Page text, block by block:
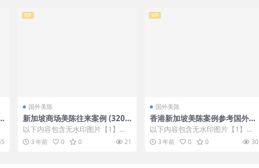
VIP
国外美陈
新加坡商场美陈往来案例 (320
0)盐城市美陈
以下内容包含无水印图片【1】张
，开通会员无障碍浏览 开通VIP会
员 3 年前 0 0 21
VIP
国外美陈
香港新加坡美陈案例参考国外美
陈 (26)绍兴市中庭美陈
以下内容包含无水印图片【1】张
，开通会员无障碍浏览 开通VIP会
员 3 年前 0 0 30